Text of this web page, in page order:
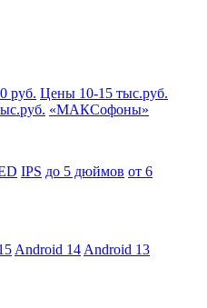
руб. Цены 10-15 тыс.руб.
«МАКСофоны»
IPS до 5 дюймов от 6
Android 14 Android 13